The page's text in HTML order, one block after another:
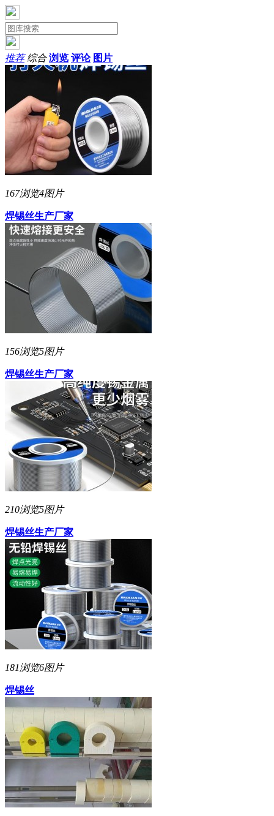
推荐 综合 浏览 评论 图片
167浏览4图片
焊锡丝生产厂家
156浏览5图片
焊锡丝生产厂家
210浏览5图片
焊锡丝生产厂家
181浏览6图片
焊锡丝